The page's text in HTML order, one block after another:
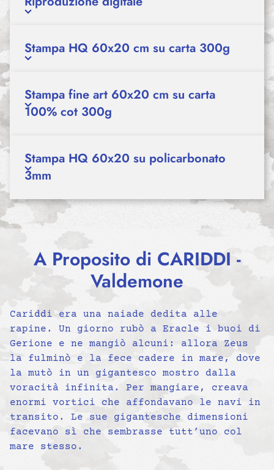
Stampa HQ 60x20 cm su carta 300g
Stampa fine art 60x20 cm su carta
100% cot 300g
Stampa HQ 60x20 su policarbonato
3mm
A Proposito di CARIDDI -
Valdemone
Cariddi era una naiade dedita alle
rapine. Un giorno rubò a Eracle i buoi di
Gerione e ne mangiò alcuni: allora Zeus
la fulminò e la fece cadere in mare, dove
la mutò in un gigantesco mostro dalla
voracità infinita. Per mangiare, creava
enormi vortici che affondavano le navi in
transito. Le sue gigantesche dimensioni
facevano sì che sembrasse tutt’uno col
mare stesso.